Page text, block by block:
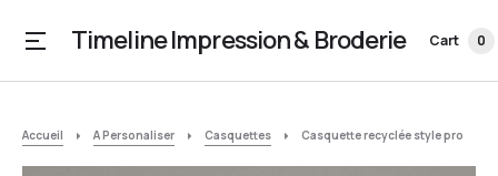
Timeline Impression & Broderie Cart 0
Accueil A Personaliser Casquettes Casquette recyclée style pro